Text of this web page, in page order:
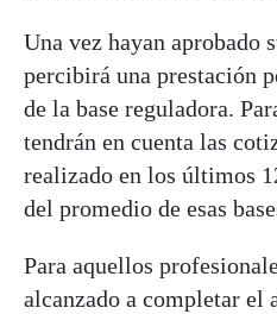
Una vez hayan aprobado
percibirá una prestación
de la base reguladora.
tendrán en cuenta las
realizado en los últimos
del promedio de esas
Para aquellos
alcanzado a completar el